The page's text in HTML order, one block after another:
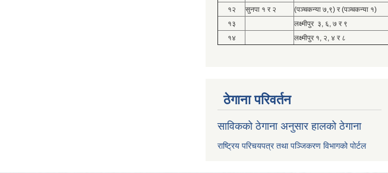
१२
सुनपा १ र २
(पञ्चकन्या ७,९) र (पञ्चकन्या १)
१३
लक्ष्मीपुर ३, ६, ७ र ९
१४
लक्ष्मीपुर १, २, ४ र ८
ठेगाना परिवर्तन
साविकको ठेगाना अनुसार हालको ठेगाना
राष्ट्रिय परिचयपत्र तथा पञ्जिकरण विभागको पोर्टल